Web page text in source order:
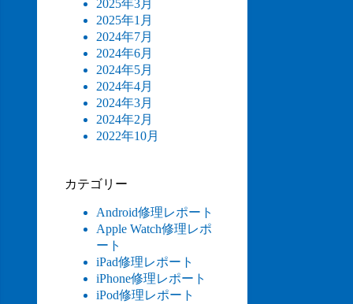
2025年3月
2025年1月
2024年7月
2024年6月
2024年5月
2024年4月
2024年3月
2024年2月
2022年10月
カテゴリー
Android修理レポート
Apple Watch修理レポ
ート
iPad修理レポート
iPhone修理レポート
iPod修理レポート